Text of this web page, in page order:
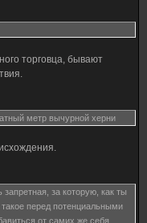
торговца, бывают
метр вычурной херни
за которую, как ты
перед потенциальными
от самих же себя.